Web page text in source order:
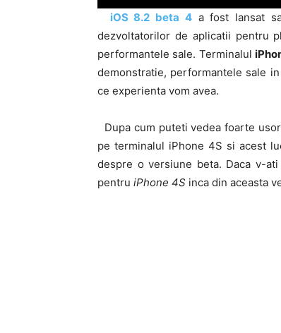
iOS 8.2 beta 4a fost lansat
dezvoltatorilor de aplicatii pentru
performantele sale. Terminalul
demonstratie, performantele sale in
ce experienta vom avea.
Dupa cum puteti vedea foarte
pe terminalul iPhone 4S si acest
despre o versiune beta. Daca v-
pentru iPhone 4S inca din aceasta